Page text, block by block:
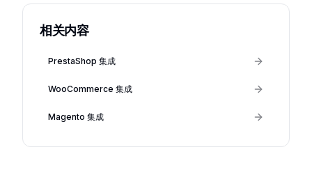
相关内容
PrestaShop 集成
WooCommerce 集成
Magento 集成